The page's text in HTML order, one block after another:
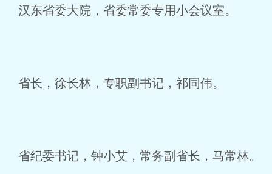
汉东省委大院，省委常委专用小会议室。
省长，徐长林，专职副书记，祁同伟。
省纪委书记，钟小艾，常务副省长，马常林。